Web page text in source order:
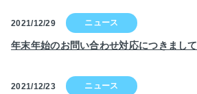
2021/12/29
年末年始のお問い合わせ対応につきまして
2021/12/23